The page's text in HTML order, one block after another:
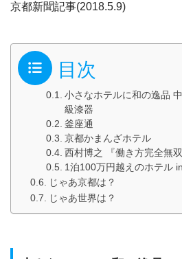
京都新聞記事(2018.5.9)
目次
小さなホテルに和の逸品
級漆器
釜座通
京都かまんざホテル
西村博之 『働き方完全無双
1泊100万円越えのホテル
じゃあ京都は？
じゃあ世界は？